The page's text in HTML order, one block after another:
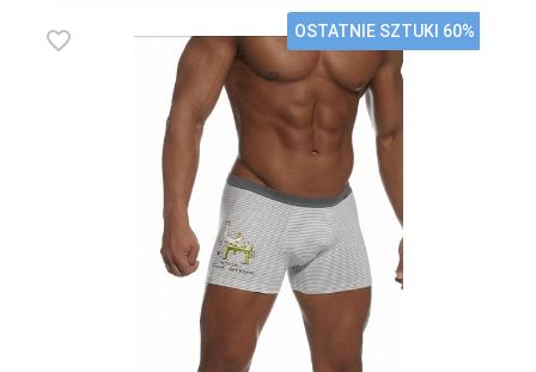
favorite_border OSTATNIE SZTUKI 60%